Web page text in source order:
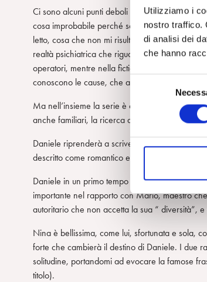
Utilizziamo i
nostro traffico.
di analisi dei
che hanno
S
l
e
z
e
d
l
c
o
Ci sono alcuni punti deboli sicuramente sul
cosa improbabile perché sono generalmente
letto, cosa che non mi risulta, almeno se mi
realtà psichiatrica che riguarda i minori, la
operatori, mentre nella fiction sono poco
conoscono le cause, che a mio parere
Ma nell’insieme la serie è credibile, e tiene
anche familiari, la ricerca di senso nel proprio
Daniele riprenderà a scrivere poesie e mi
descritto come romantico e fragile, sognatore
Daniele in un primo tempo urla, si agita e
importante nel rapporto con Mario, maestro
autoritario che non accetta la sua “ diversità”,
Nina è bellissima, come lui, sfortunata e sola,
forte che cambierà il destino di Daniele. I due
solitudine, portandomi ad evocare la famose
titolo).